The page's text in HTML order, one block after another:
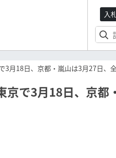
入
3月18日、京都・嵐山は3月27日、
で3月18日、京都